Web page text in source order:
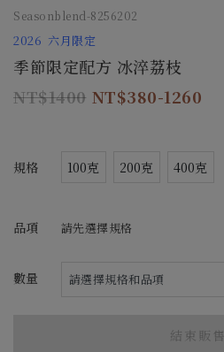
Seasonblend-8256202
2026 六月限定
季節限定配方 冰淬荔枝
1400
380-1260
規格 100克 200克 400克
品項 請先選擇規格
數量
結束販售